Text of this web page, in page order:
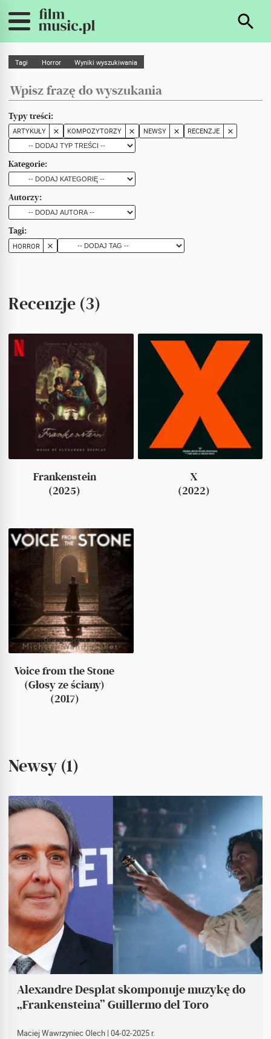
Tagi Horror Wyniki wyszukiwania
Typy treści:
ARTYKUŁY KOMPOZYTORZY NEWSY RECENZJE
Kategorie:
Autorzy:
Tagi:
HORROR
Recenzje (3)
Frankenstein
(2025)
X
(2022)
Voice from the Stone
(Głosy ze ściany)
(2017)
Newsy (1)
Alexandre Desplat skomponuje muzykę do
„Frankensteina” Guillermo del Toro
Maciej Wawrzyniec Olech | 04-02-2025 r.